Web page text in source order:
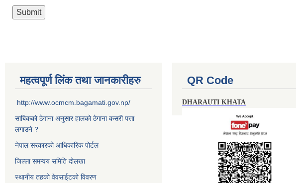
महत्वपूर्ण लिंक तथा जानकारीहरु
http://www.ocmcm.bagamati.gov.np/
साबिकको ठेगाना अनुसार हालको ठेगाना कसरी पत्ता
लगाउने ?
नेपाल सरकारको आधिकारिक पोर्टल
जिल्ला समन्वय समिति दोलखा
स्थानीय तहको वेवसाईटको विवरण
QR Code
DHARAUTI KHATA